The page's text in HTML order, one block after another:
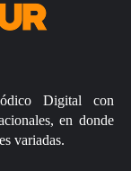
Digital con
en donde
variadas.